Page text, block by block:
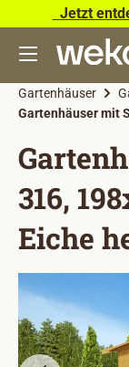
Zum Hauptinhalt
Jetzt
Gartenhäuser
Gartenhäuser mit
316,
Eiche
Bildergalerie